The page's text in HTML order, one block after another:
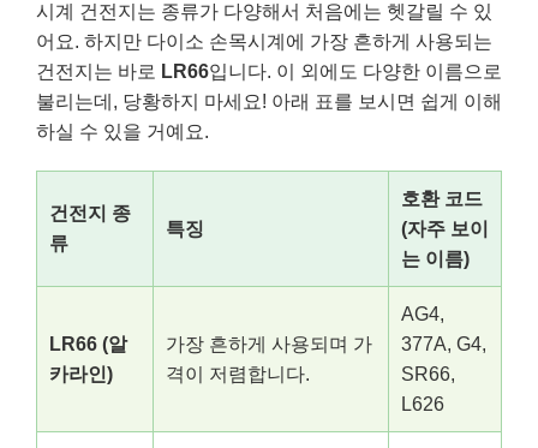
시계 건전지는 종류가 다양해서 처음에는 헷갈릴 수 있
어요. 하지만 다이소 손목시계에 가장 흔하게 사용되는
건전지는 바로 LR66입니다. 이 외에도 다양한 이름으로
불리는데, 당황하지 마세요! 아래 표를 보시면 쉽게 이해
하실 수 있을 거예요.
건전지 종
류
특징
호환 코드
(자주 보이
는 이름)
LR66 (알
카라인)
가장 흔하게 사용되며 가
격이 저렴합니다.
AG4,
377A, G4,
SR66,
L626